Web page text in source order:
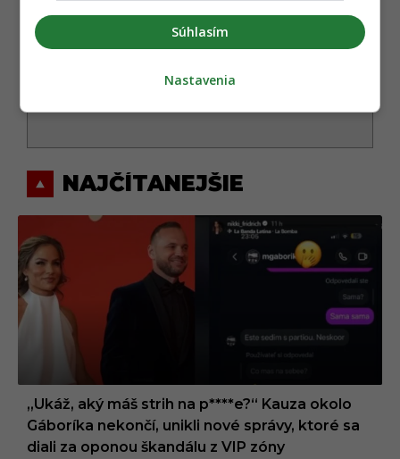
MÁRIO BUDINSKÝ
marketingovej komunikácie na UCM v Trnave, ktorý
sa už viac ako 10 rokov profesionálne venuje analýze
NAJČÍTANEJŠIE
„Ukáž, aký máš strih na p****e?“ Kauza okolo
Gáboríka nekončí, unikli nové správy, ktoré sa
diali za oponou škandálu z VIP zóny
Súhlasím
Nastavenia